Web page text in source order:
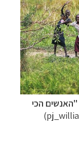
"האנשים הכי
)